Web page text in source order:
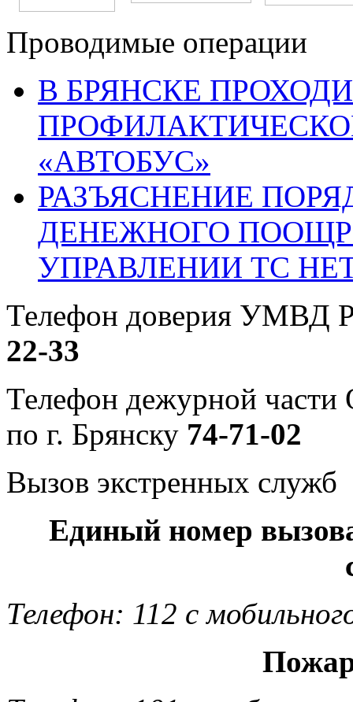
Проводимые операции
В БРЯНСКЕ
«АВТОБУС»
РАЗЪЯСНЕНИЕ
ДЕНЕЖНОГО
УПРАВЛЕНИИ ТС
Телефон доверия УМВД
22-33
Телефон дежурной
по г. Брянску 74-71-02
Вызов экстренных служб
Единый номер
Телефон: 112 с